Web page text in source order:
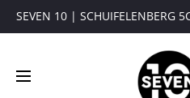
SEVEN 10 | SCHUIFELENBERG